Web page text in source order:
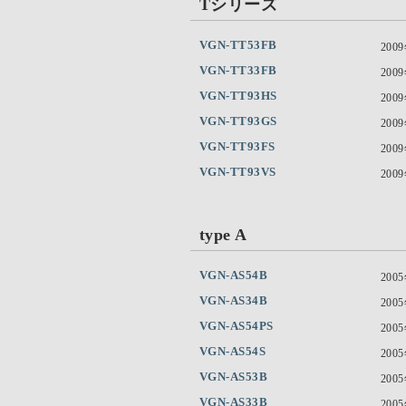
Tシリーズ
VGN-TT53FB
VGN-TT33FB
VGN-TT93HS
VGN-TT93GS
VGN-TT93FS
VGN-TT93VS
type A
VGN-AS54B
VGN-AS34B
VGN-AS54PS
VGN-AS54S
VGN-AS53B
VGN-AS33B